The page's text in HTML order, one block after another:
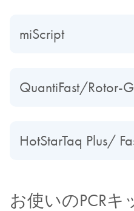
miScript
QuantiFast/Rotor-
HotStarTaq Plus/
お使いのPCR